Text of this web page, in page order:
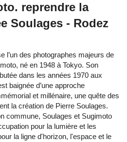
reprendre la
Soulages - Rodez
l’un des photographes majeurs de
né en 1948 à Tokyo. Son
dans les années 1970 aux
baignée d’une approche
et millénaire, une quête des
la création de Pierre Soulages.
commune, Soulages et Sugimoto
pour la lumière et les
la ligne d'horizon, l'espace et le